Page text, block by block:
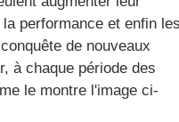
performance et enfin
de nouveaux
à chaque période des
le montre l'image ci-